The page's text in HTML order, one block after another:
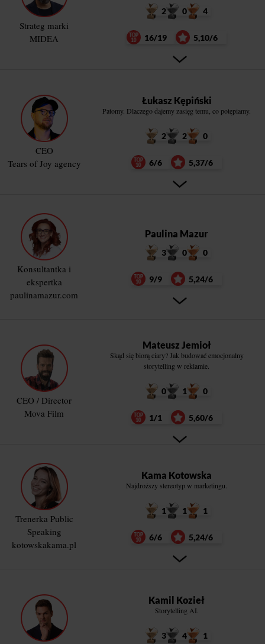
Strateg marki
MIDEA
2 0 4
16/19 5,10/6
CEO
Tears of Joy agency
Łukasz Kępiński
Patomy. Dlaczego dajemy zasięg temu, co potępiamy.
2 2 0
6/6 5,37/6
Konsultantka i
ekspertka
paulinamazur.com
Paulina Mazur
3 0 0
9/9 5,24/6
CEO / Director
Mova Film
Mateusz Jemioł
Skąd się biorą ciary? Jak budować emocjonalny
storytelling w reklamie.
0 1 0
1/1 5,60/6
Trenerka Public
Speaking
kotowskakama.pl
Kama Kotowska
Najdroższy stereotyp w marketingu.
1 1 1
6/6 5,24/6
Kamil Kozieł
Storytelling AI.
3 4 1